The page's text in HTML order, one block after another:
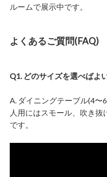
ルームで展示中です。
よくあるご質問(FAQ)
Q1. どのサイズを選べばよ
A. ダイニングテーブル(4
人用にはスモール、吹き
です。